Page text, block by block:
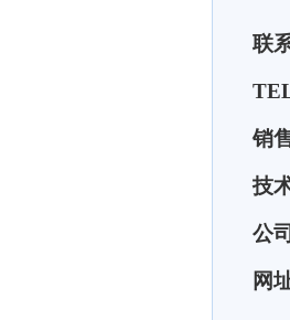
联
销
技
公
网